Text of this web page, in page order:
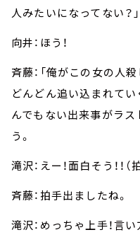
人みたいになってない？
向井：ほう！
斉藤：「俺がこの女の人
どんどん追い込まれてい
んでもない出来事がラス
う。
滝沢：えー！面白そう！！（
斉藤：拍手出ましたね。
滝沢：めっちゃ上手！言い